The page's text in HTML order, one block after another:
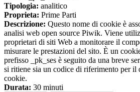
Tipologia: analitico
Proprieta: Prime Parti
Descrizione: Questo nome di cookie è
analisi web open source Piwik. Viene
proprietari di siti Web a monitorare il
misurare le prestazioni del sito. È un
prefisso _pk_ses è seguito da una breve
si ritiene sia un codice di riferimento per il
cookie.
Durata: 30 minuti